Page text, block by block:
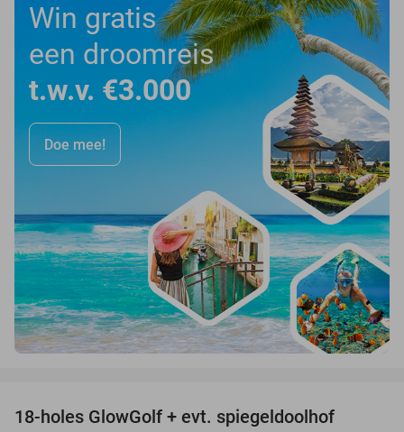
Win gratis
een droomreis
t.w.v. €3.000
Doe mee!
18-holes GlowGolf + evt. spiegeldoolhof